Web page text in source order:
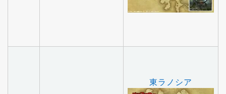
東ラノシア